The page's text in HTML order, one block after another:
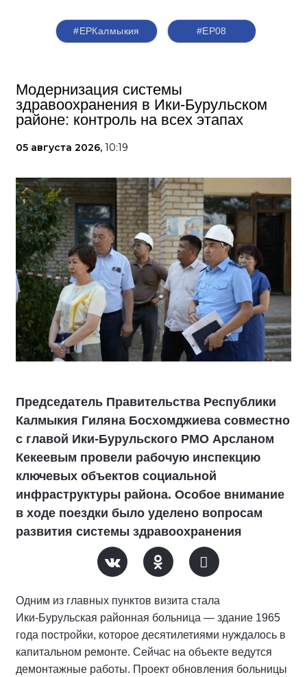
#ЕРКалмыкия #ЕР08
Модернизация системы
здравоохранения в Ики‑Бурульском
районе: контроль на всех этапах
05 августа 2026, 10:19
Председатель Правительства Республики
Калмыкия Гиляна Босхомджиева совместно
с главой Ики‑Бурульского РМО Арсланом
Кекеевым провели рабочую инспекцию
ключевых объектов социальной
инфраструктуры района. Особое внимание
в ходе поездки было уделено вопросам
развития системы здравоохранения
Одним из главных пунктов визита стала
Ики‑Бурульская районная больница — здание 1965
года постройки, которое десятилетиями нуждалось в
капитальном ремонте. Сейчас на объекте ведутся
демонтажные работы. Проект обновления больницы